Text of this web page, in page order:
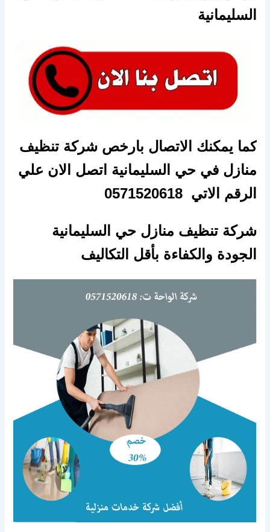
السليمانية
كما يمكنك الاتصال بارخص شركة تنظيف
منازل في حي السليمانية اتصل الان علي
الرقم الاتي 0571520618
شركة تنظيف منازل حي السليمانية
الجودة والكفاءة بأقل التكاليف